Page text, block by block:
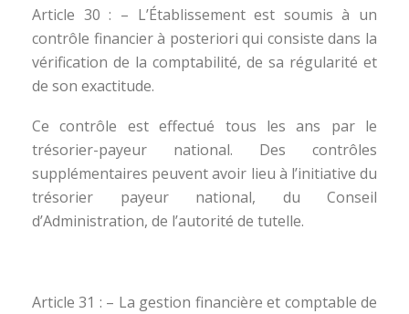
Article 30 : – L’Établissement est soumis à un
contrôle financier à posteriori qui consiste dans la
vérification de la comptabilité, de sa régularité et
de son exactitude.
Ce contrôle est effectué tous les ans par le
trésorier-payeur national. Des contrôles
supplémentaires peuvent avoir lieu à l’initiative du
trésorier payeur national, du Conseil
d’Administration, de l’autorité de tutelle.
Article 31 : – La gestion financière et comptable de